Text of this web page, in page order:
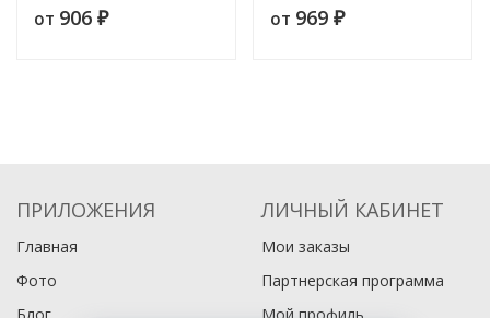
от 906 ₽ от 969 ₽
ПРИЛОЖЕНИЯ
Главная
Фото
ЛИЧНЫЙ КАБИНЕТ
Мои заказы
Партнерская программа